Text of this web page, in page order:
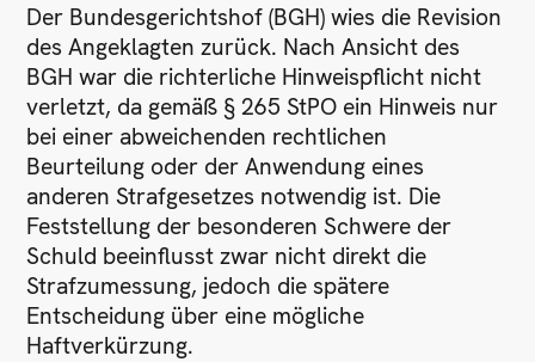
Der Bundesgerichtshof (BGH) wies die Revision
des Angeklagten zurück. Nach Ansicht des
BGH war die richterliche Hinweispflicht nicht
verletzt, da gemäß § 265 StPO ein Hinweis nur
bei einer abweichenden rechtlichen
Beurteilung oder der Anwendung eines
anderen Strafgesetzes notwendig ist. Die
Feststellung der besonderen Schwere der
Schuld beeinflusst zwar nicht direkt die
Strafzumessung, jedoch die spätere
Entscheidung über eine mögliche
Haftverkürzung.